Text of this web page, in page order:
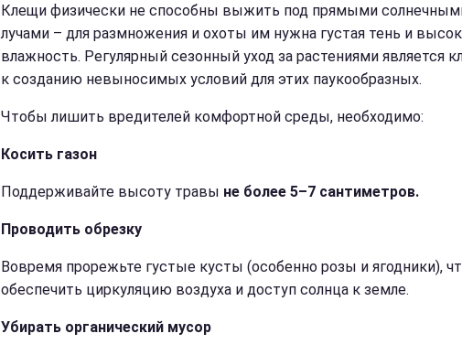
Клещи физически не способны выжить под прямыми
лучами – для размножения и охоты им нужна густая тень и
влажность. Регулярный сезонный уход за растениями является
к созданию невыносимых условий для этих паукообразных.
Чтобы лишить вредителей комфортной среды, необходимо:
Косить газон
Поддерживайте высоту травы не более 5–7 сантиметров.
Проводить обрезку
Вовремя прорежьте густые кусты (особенно розы и ягодники),
обеспечить циркуляцию воздуха и доступ солнца к земле.
Убирать органический мусор